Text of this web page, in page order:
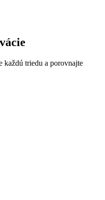
každú triedu a porovnajte